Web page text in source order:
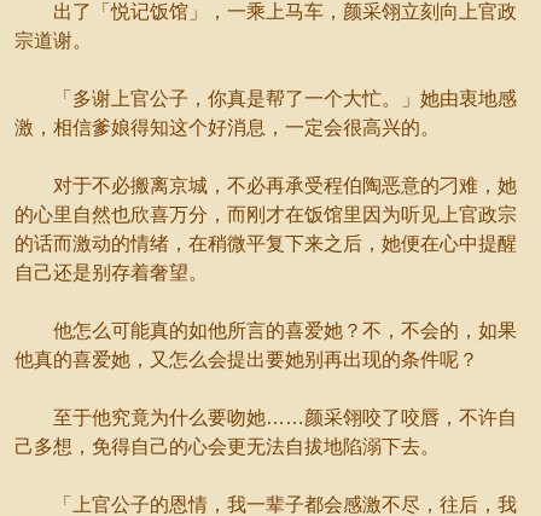
出了「悦记饭馆」，一乘上马车，颜采翎立刻向上官政
宗道谢。
「多谢上官公子，你真是帮了一个大忙。」她由衷地感
激，相信爹娘得知这个好消息，一定会很高兴的。
对于不必搬离京城，不必再承受程伯陶恶意的刁难，她
的心里自然也欣喜万分，而刚才在饭馆里因为听见上官政宗
的话而激动的情绪，在稍微平复下来之后，她便在心中提醒
自己还是别存着奢望。
他怎么可能真的如他所言的喜爱她？不，不会的，如果
他真的喜爱她，又怎么会提出要她别再出现的条件呢？
至于他究竟为什么要吻她……颜采翎咬了咬唇，不许自
己多想，免得自己的心会更无法自拔地陷溺下去。
「上官公子的恩情，我一辈子都会感激不尽，往后，我